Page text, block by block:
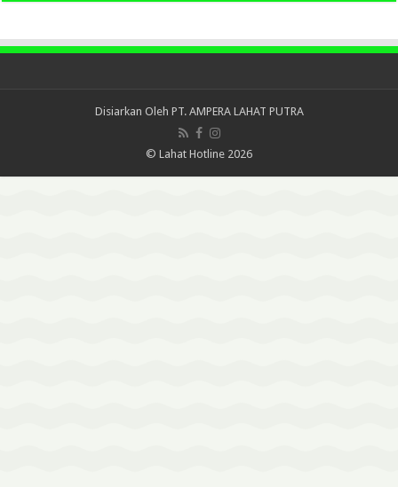
Disiarkan Oleh PT. AMPERA LAHAT PUTRA
© Lahat Hotline 2026